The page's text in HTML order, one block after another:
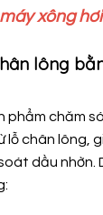
xông
lông
phẩm chăm
chân lông,
dầu nhờn.